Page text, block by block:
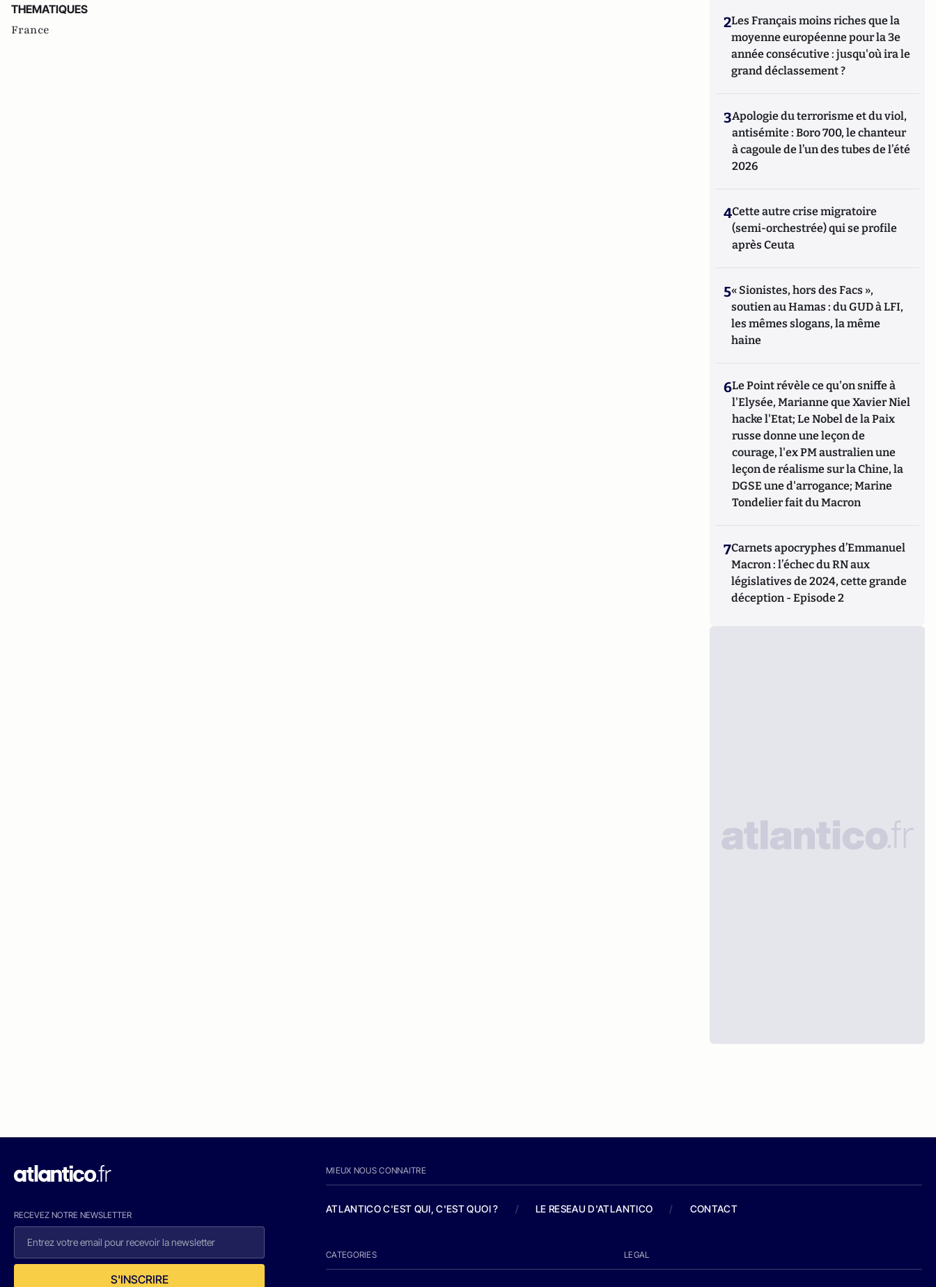
THEMATIQUES
France 2Les Français moins riches que la
moyenne européenne pour la 3e
année consécutive : jusqu'où ira le
grand déclassement ?
3Apologie du terrorisme et du viol,
antisémite : Boro 700, le chanteur
à cagoule de l’un des tubes de l’été
2026
4Cette autre crise migratoire
(semi-orchestrée) qui se profile
après Ceuta
5« Sionistes, hors des Facs »,
soutien au Hamas : du GUD à LFI,
les mêmes slogans, la même
haine
6Le Point révèle ce qu'on sniffe à
l'Elysée, Marianne que Xavier Niel
hacke l'Etat; Le Nobel de la Paix
russe donne une leçon de
courage, l'ex PM australien une
leçon de réalisme sur la Chine, la
DGSE une d'arrogance; Marine
Tondelier fait du Macron
7Carnets apocryphes d’Emmanuel
Macron : l’échec du RN aux
législatives de 2024, cette grande
déception - Episode 2
RECEVEZ NOTRE NEWSLETTER
S'INSCRIRE
MIEUX NOUS CONNAITRE
ATLANTICO C'EST QUI, C'EST QUOI ? / LE RESEAU D'ATLANTICO / CONTACT
CATEGORIES LEGAL